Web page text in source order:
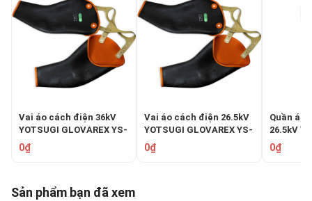
Vai áo cách điện 36kV
YOTSUGI GLOVAREX YS-
138-24
0₫
Vai áo cách điện 26.5kV
YOTSUGI GLOVAREX YS-
138-23
0₫
Quần áo
26.5kV
0₫
Sản phẩm bạn đã xem